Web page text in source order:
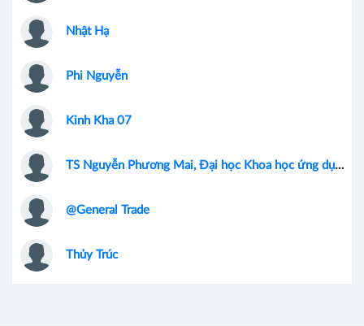
Nhật Hạ
Phi Nguyễn
Kinh Kha 07
TS Nguyễn Phương Mai, Đại học Khoa học ứng dụng Amsterdam, Hà Lan
@General Trade
Thủy Trúc